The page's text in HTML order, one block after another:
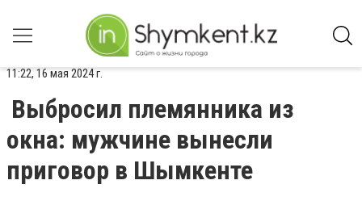
11:22, 16 мая 2024 г.
Выбросил племянника из
окна: мужчине вынесли
приговор в Шымкенте